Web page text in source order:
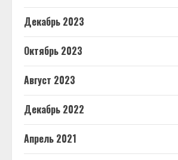
Декабрь 2023
Октябрь 2023
Август 2023
Декабрь 2022
Апрель 2021